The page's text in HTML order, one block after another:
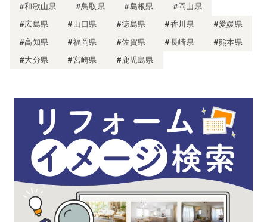
#和歌山県
#鳥取県 #島根県
#岡山県
#広島県
#山口県 #徳島県 #香川県
#愛媛県
#高知県
#福岡県 #佐賀県 #長崎県
#熊本県
#大分県
#宮崎県 #鹿児島県